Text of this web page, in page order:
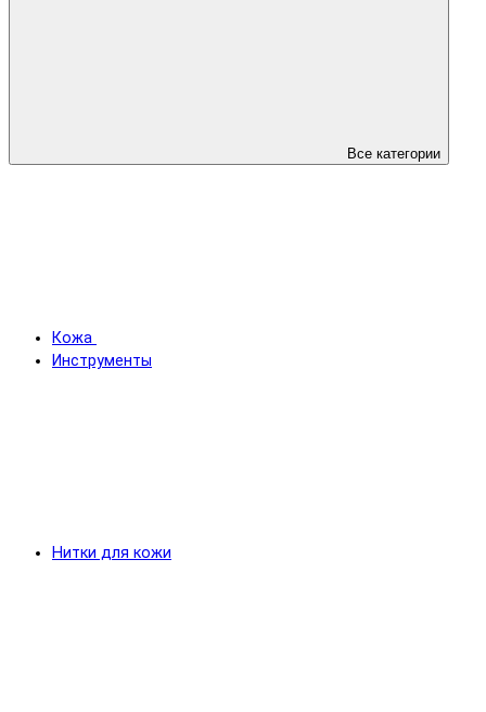
Все категории
Кожа
Инструменты
Нитки для кожи